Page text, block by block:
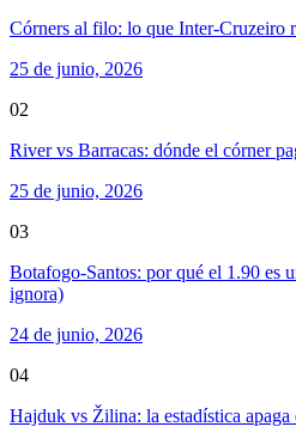
Córners al filo: lo que Inter-Cruzeiro
25 de junio, 2026
02
River vs Barracas: dónde el córner
25 de junio, 2026
03
Botafogo-Santos: por qué el 1.90 es
ignora)
24 de junio, 2026
04
Hajduk vs Žilina: la estadística apaga